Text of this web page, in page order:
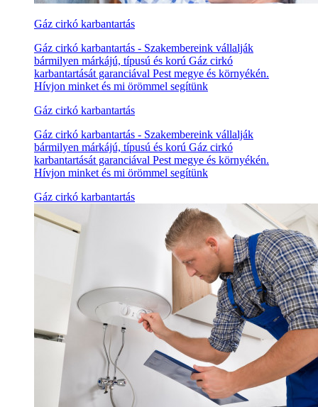
Gáz cirkó karbantartás
Gáz cirkó karbantartás - Szakembereink vállalják
bármilyen márkájú, típusú és korú Gáz cirkó
karbantartását garanciával Pest megye és környékén.
Hívjon minket és mi örömmel segítünk
Gáz cirkó karbantartás
Gáz cirkó karbantartás - Szakembereink vállalják
bármilyen márkájú, típusú és korú Gáz cirkó
karbantartását garanciával Pest megye és környékén.
Hívjon minket és mi örömmel segítünk
Gáz cirkó karbantartás